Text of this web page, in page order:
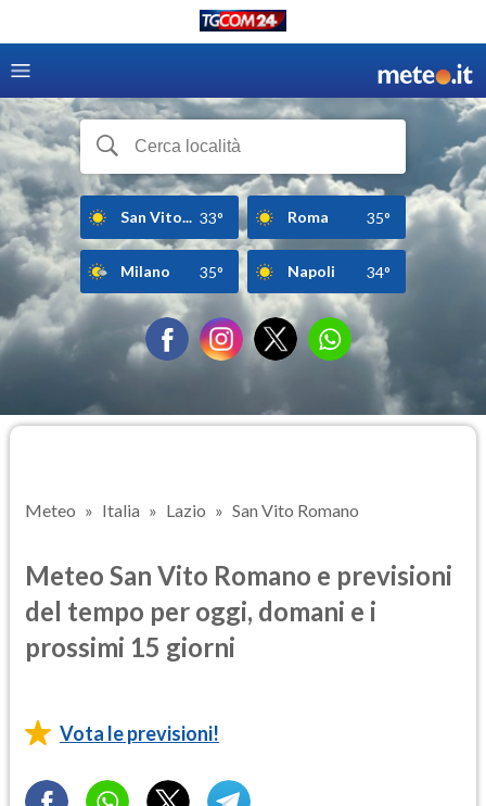
San Vito... 33° Roma 35°
Milano 35° Napoli 34°
Meteo Italia Lazio San Vito Romano
Meteo San Vito Romano e previsioni
del tempo per oggi, domani e i
prossimi 15 giorni
Vota le previsioni!